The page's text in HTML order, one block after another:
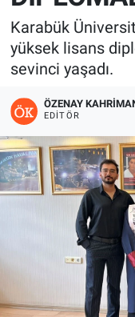
Karabük
yüksek lisans
sevinci yaşadı.
ÖZENAY
EDITÖR